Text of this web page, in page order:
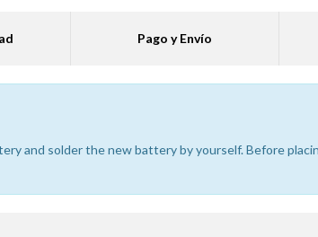
Pago y Envío
and solder the new battery by yourself. Before